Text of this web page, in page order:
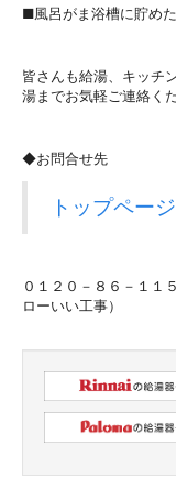
■風呂がま浴槽に貯め
皆さんも給湯、キッチ
湯までお気軽ご連絡く
◆お問合せ先
トップページ
０１２０－８６－
ローいい工事）